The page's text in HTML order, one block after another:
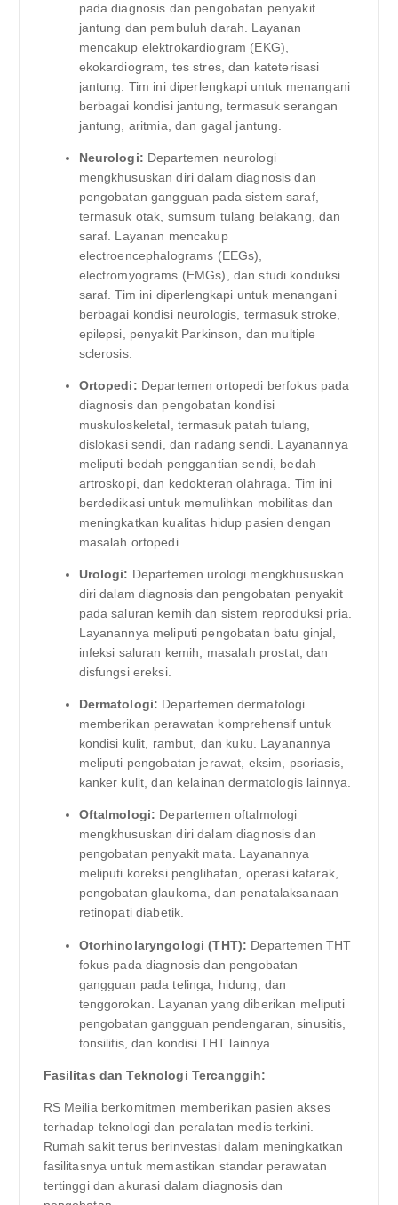
pada diagnosis dan pengobatan penyakit
jantung dan pembuluh darah. Layanan
mencakup elektrokardiogram (EKG),
ekokardiogram, tes stres, dan kateterisasi
jantung. Tim ini diperlengkapi untuk menangani
berbagai kondisi jantung, termasuk serangan
jantung, aritmia, dan gagal jantung.
Neurologi: Departemen neurologi
mengkhususkan diri dalam diagnosis dan
pengobatan gangguan pada sistem saraf,
termasuk otak, sumsum tulang belakang, dan
saraf. Layanan mencakup
electroencephalograms (EEGs),
electromyograms (EMGs), dan studi konduksi
saraf. Tim ini diperlengkapi untuk menangani
berbagai kondisi neurologis, termasuk stroke,
epilepsi, penyakit Parkinson, dan multiple
sclerosis.
Ortopedi: Departemen ortopedi berfokus pada
diagnosis dan pengobatan kondisi
muskuloskeletal, termasuk patah tulang,
dislokasi sendi, dan radang sendi. Layanannya
meliputi bedah penggantian sendi, bedah
artroskopi, dan kedokteran olahraga. Tim ini
berdedikasi untuk memulihkan mobilitas dan
meningkatkan kualitas hidup pasien dengan
masalah ortopedi.
Urologi: Departemen urologi mengkhususkan
diri dalam diagnosis dan pengobatan penyakit
pada saluran kemih dan sistem reproduksi pria.
Layanannya meliputi pengobatan batu ginjal,
infeksi saluran kemih, masalah prostat, dan
disfungsi ereksi.
Dermatologi: Departemen dermatologi
memberikan perawatan komprehensif untuk
kondisi kulit, rambut, dan kuku. Layanannya
meliputi pengobatan jerawat, eksim, psoriasis,
kanker kulit, dan kelainan dermatologis lainnya.
Oftalmologi: Departemen oftalmologi
mengkhususkan diri dalam diagnosis dan
pengobatan penyakit mata. Layanannya
meliputi koreksi penglihatan, operasi katarak,
pengobatan glaukoma, dan penatalaksanaan
retinopati diabetik.
Otorhinolaryngologi (THT): Departemen THT
fokus pada diagnosis dan pengobatan
gangguan pada telinga, hidung, dan
tenggorokan. Layanan yang diberikan meliputi
pengobatan gangguan pendengaran, sinusitis,
tonsilitis, dan kondisi THT lainnya.
Fasilitas dan Teknologi Tercanggih:
RS Meilia berkomitmen memberikan pasien akses
terhadap teknologi dan peralatan medis terkini.
Rumah sakit terus berinvestasi dalam meningkatkan
fasilitasnya untuk memastikan standar perawatan
tertinggi dan akurasi dalam diagnosis dan